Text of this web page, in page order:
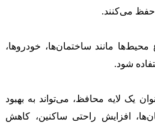
حفظ می‌کنند.
محیط‌ها مانند ساختمان‌ها، خودروها،
شود.
یک لایه محافظ، می‌تواند به بهبود
افزایش راحتی ساکنین، کاهش